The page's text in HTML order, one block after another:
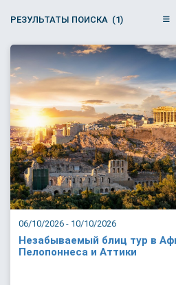
РЕЗУЛЬТАТЫ ПОИСКА (1)
06/10/2026 - 10/10/2026
Незабываемый блиц тур в
Пелопоннеса и Аттики